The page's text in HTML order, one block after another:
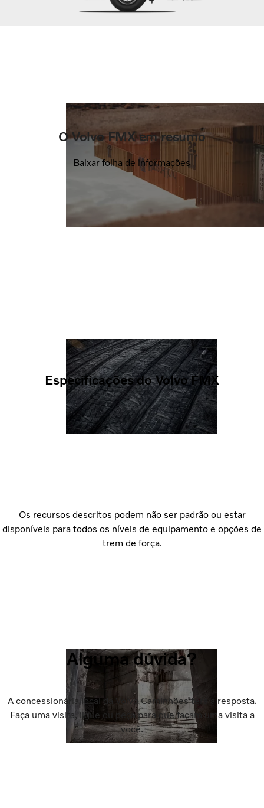
O Volvo FMX em resumo
Baixar folha de informações
Especificações do Volvo FMX
Os recursos descritos podem não ser padrão ou estar
disponíveis para todos os níveis de equipamento e opções de
trem de força.
Alguma dúvida?
A concessionária local da Volvo Caminhões terá a resposta.
Faça uma visita, ligue ou peça para que façam uma visita a
você.